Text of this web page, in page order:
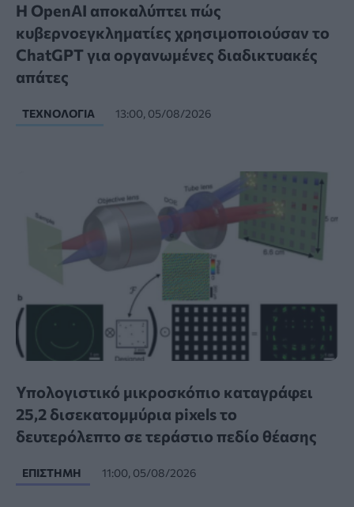
Η OpenAI αποκαλύπτει πώς
κυβερνοεγκληματίες χρησιμοποιούσαν το
ChatGPT για οργανωμένες διαδικτυακές
απάτες
ΤΕΧΝΟΛΟΓΊΑ 13:00, 05/08/2026
Υπολογιστικό μικροσκόπιο καταγράφει
25,2 δισεκατομμύρια pixels το
δευτερόλεπτο σε τεράστιο πεδίο θέασης
ΕΠΙΣΤΉΜΗ 11:00, 05/08/2026